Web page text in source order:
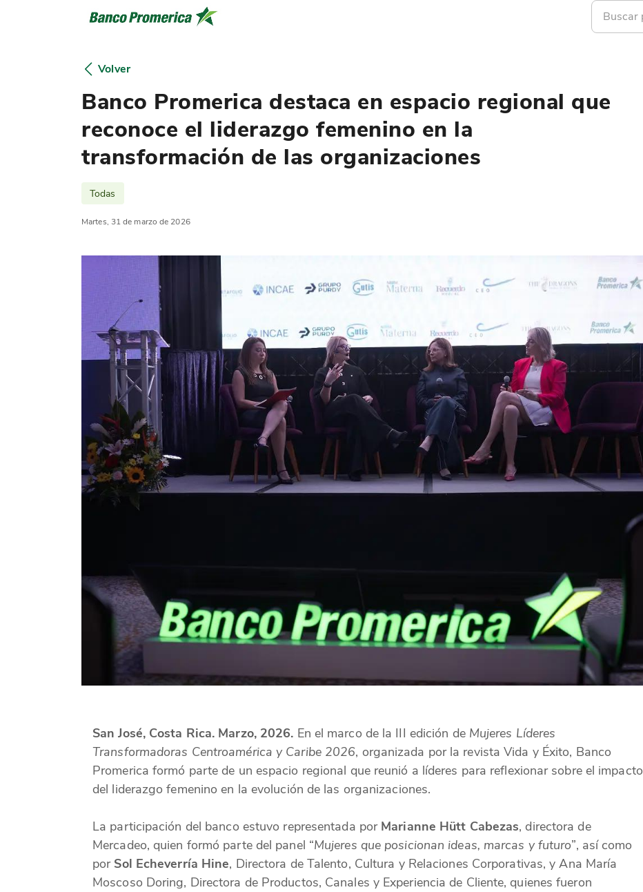
Volver
Banco Promerica destaca en espacio regional que
reconoce el liderazgo femenino en la
transformación de las organizaciones
Todas
Martes, 31 de marzo de 2026
San José, Costa Rica. Marzo, 2026. En el marco de la III edición de Mujeres Líderes
Transformadoras Centroamérica y Caribe 2026, organizada por la revista Vida y Éxito, Banco
Promerica formó parte de un espacio regional que reunió a líderes para reflexionar sobre el impacto
del liderazgo femenino en la evolución de las organizaciones.
La participación del banco estuvo representada por Marianne Hütt Cabezas, directora de
Mercadeo, quien formó parte del panel “Mujeres que posicionan ideas, marcas y futuro”, así como
por Sol Echeverría Hine, Directora de Talento, Cultura y Relaciones Corporativas, y Ana María
Moscoso Doring, Directora de Productos, Canales y Experiencia de Cliente, quienes fueron